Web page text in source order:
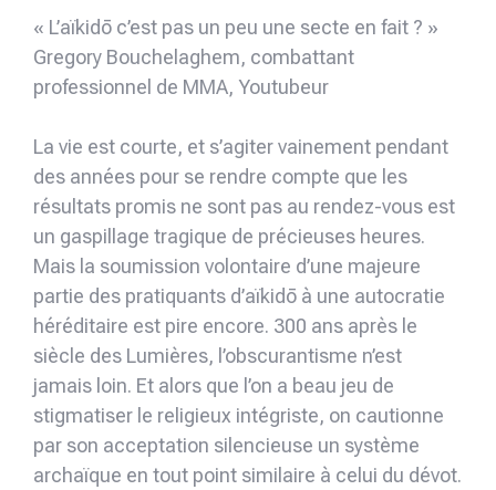
« L’aïkidō c’est pas un peu une secte en fait ? »
Gregory Bouchelaghem, combattant
professionnel de MMA, Youtubeur
La vie est courte, et s’agiter vainement pendant
des années pour se rendre compte que les
résultats promis ne sont pas au rendez-vous est
un gaspillage tragique de précieuses heures.
Mais la soumission volontaire d’une majeure
partie des pratiquants d’aïkidō à une autocratie
héréditaire est pire encore. 300 ans après le
siècle des Lumières, l’obscurantisme n’est
jamais loin. Et alors que l’on a beau jeu de
stigmatiser le religieux intégriste, on cautionne
par son acceptation silencieuse un système
archaïque en tout point similaire à celui du dévot.